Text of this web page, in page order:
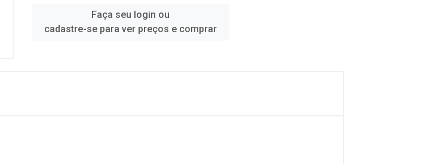
Faça seu login ou
cadastre-se para ver preços e comprar